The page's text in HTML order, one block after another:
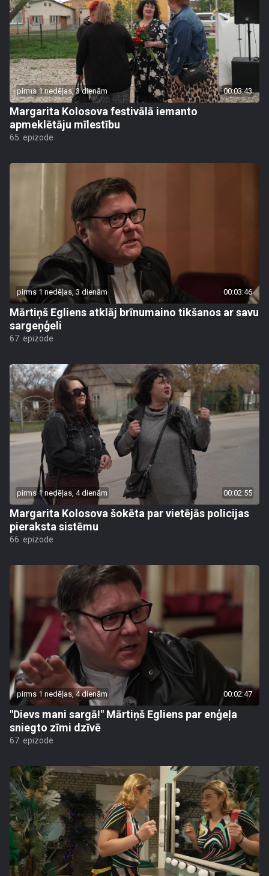
pirms 1 nedēļas, 3 dienām 00:03:43
Margarita Kolosova festivālā iemanto
apmeklētāju mīlestību
65. epizode
pirms 1 nedēļas, 3 dienām 00:03:46
Mārtiņš Egliens atklāj brīnumaino tikšanos ar savu
sargeņģeli
67. epizode
pirms 1 nedēļas, 4 dienām 00:02:55
Margarita Kolosova šokēta par vietējās policijas
pieraksta sistēmu
66. epizode
pirms 1 nedēļas, 4 dienām 00:02:47
"Dievs mani sargā!" Mārtiņš Egliens par enģeļa
sniegto zīmi dzīvē
67. epizode